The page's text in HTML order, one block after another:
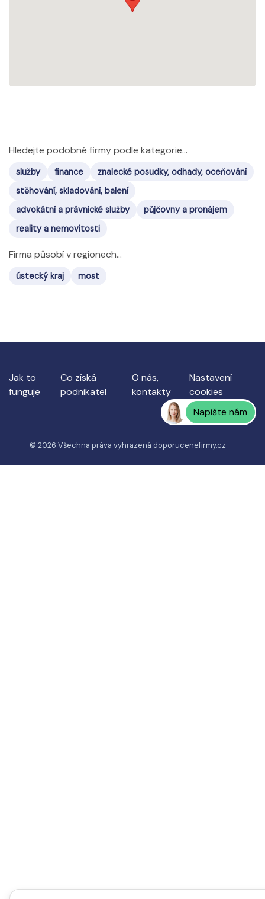
Hledejte podobné firmy podle kategorie...
služby finance
znalecké posudky, odhady, oceňování
stěhování, skladování, balení
advokátní a právnické služby
půjčovny a pronájem
reality a nemovitosti
Firma působí v regionech...
ústecký kraj most
Jak to
funguje
Co získá
podnikatel
O nás,
kontakty
Nastavení
cookies
Napište nám
© 2026 Všechna práva vyhrazená doporucenefirmy.cz